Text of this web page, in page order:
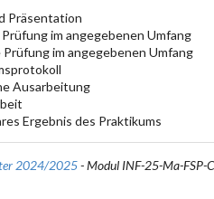
Präsentation
Prüfung im angegebenen Umfang
Prüfung im angegebenen Umfang
Ausarbeitung
Ergebnis des Praktikums
2024/2025- Modul INF-25-Ma-FSP-